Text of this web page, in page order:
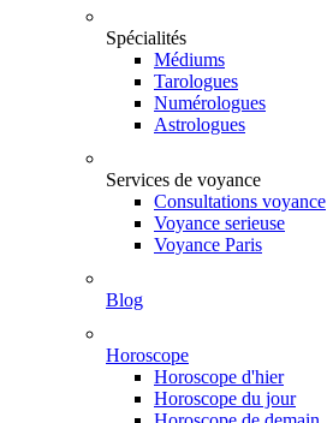
Spécialités
Médiums
Tarologues
Numérologues
Astrologues
Services de voyance
Consultations voyance
Voyance serieuse
Voyance Paris
Blog
Horoscope
Horoscope d'hier
Horoscope du jour